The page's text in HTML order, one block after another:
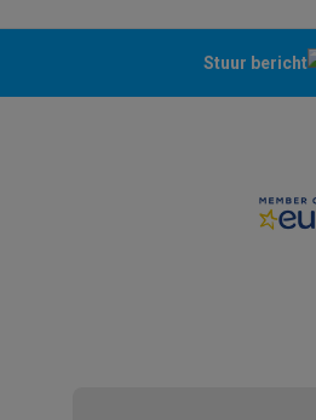
Stuur bericht